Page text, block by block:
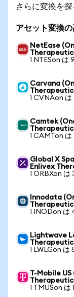
さらに変換を探
アセット変換
NetEase
1 NTESon は
Carvana
1 CVNAon
Camtek
1 CAMTon
Global X
Enlivex
1 ORBXon
Innodata
1 INODon は
Lightwave
1 LWLGon は
T-Mobile US
1 TMUSon は